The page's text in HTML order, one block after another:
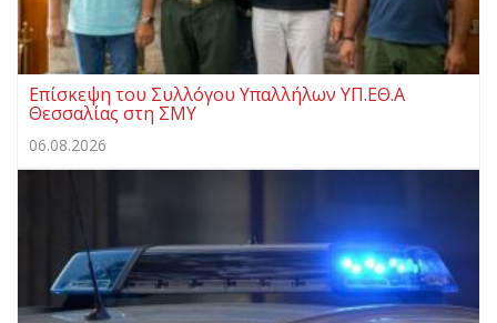
Επίσκεψη του Συλλόγου Υπαλλήλων ΥΠ.ΕΘ.Α
Θεσσαλίας στη ΣΜΥ
06.08.2026